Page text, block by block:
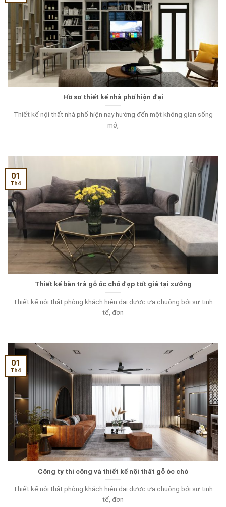
Hồ sơ thiết kế nhà phố hiện đại
Thiết kế nội thất nhà phố hiện nay hướng đến một không gian sống
mở,
Thiết kế bàn trà gỗ óc chó đẹp tốt giá tại xưởng
Thiết kế nội thất phòng khách hiện đại được ưa chuộng bởi sự tinh
tế, đơn
01
Th4
Công ty thi công và thiết kế nội thất gỗ óc chó
Thiết kế nội thất phòng khách hiện đại được ưa chuộng bởi sự tinh
tế, đơn
01
Th4